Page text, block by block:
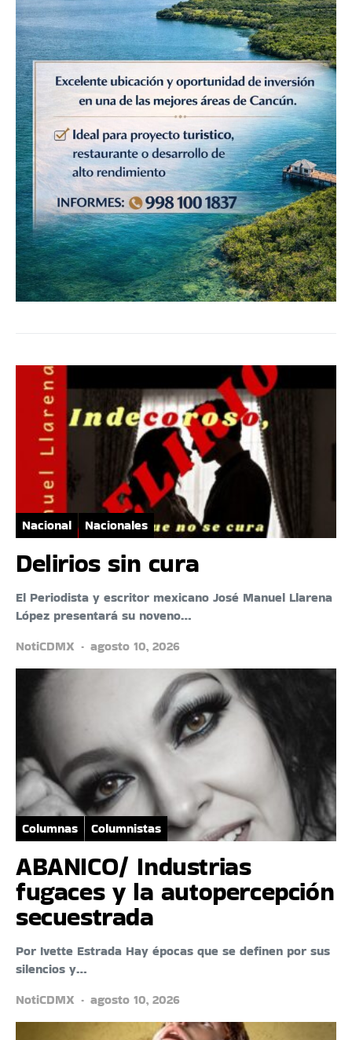
Nacional Nacionales
Delirios sin cura
El Periodista y escritor mexicano José Manuel Llarena
López presentará su noveno…
NotiCDMX
agosto 10, 2026
Columnas Columnistas
ABANICO/ Industrias
fugaces y la autopercepción
secuestrada
Por Ivette Estrada Hay épocas que se definen por sus
silencios y…
NotiCDMX
agosto 10, 2026